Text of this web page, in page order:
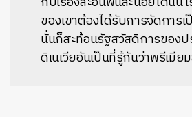
ของเขาต้องได้รับการจัดการ
นั่นก็สะท้อนรัฐสวัสดิการของ
ดิเนเวียอันเป็นที่รู้กันว่าพรีเมีย